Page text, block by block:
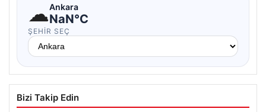
☁Ankara
NaN°C
ŞEHIR SEÇ
Bizi Takip Edin